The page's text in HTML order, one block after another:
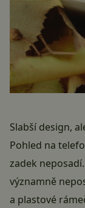
Slabší design,
Pohled na
zadek
významně
a plastové